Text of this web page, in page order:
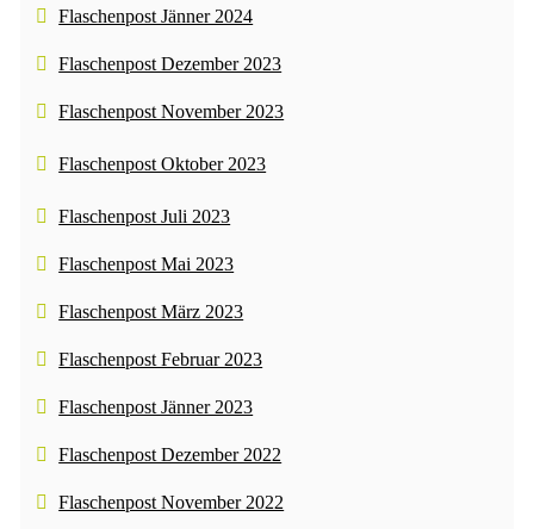
Flaschenpost Jänner 2024
Flaschenpost Dezember 2023
Flaschenpost November 2023
Flaschenpost Oktober 2023
Flaschenpost Juli 2023
Flaschenpost Mai 2023
Flaschenpost März 2023
Flaschenpost Februar 2023
Flaschenpost Jänner 2023
Flaschenpost Dezember 2022
Flaschenpost November 2022